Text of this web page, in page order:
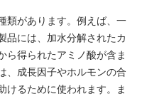
類があります。例えば、一
品には、加水分解されたカ
ら得られたアミノ酸が含ま
、成長因子やホルモンの合
けるために使われます。ま